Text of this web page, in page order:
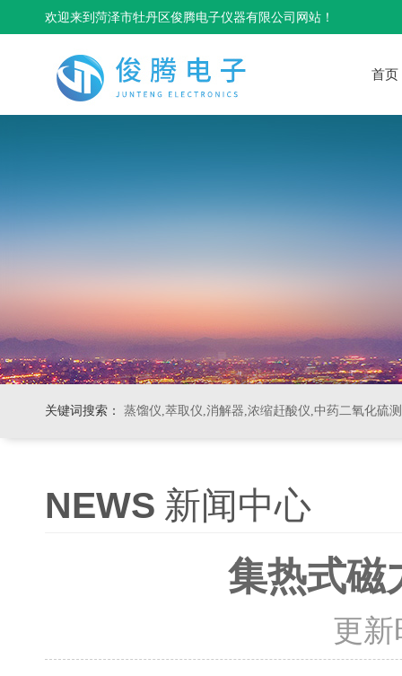
欢迎来到菏泽市牡丹区俊腾电子仪器有限公司网站！
首页
关键词搜索： 蒸馏仪,萃取仪,消解器,浓缩赶酸仪,中药二氧化硫
NEWS 新闻中心
集热式磁
更新